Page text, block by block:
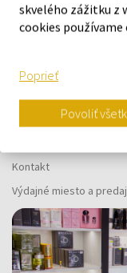
O SPOLOČNOSTI
Kontakt
Výdajné miesto a
skvelého zážitku z
cookies
Poprieť
Povoliť